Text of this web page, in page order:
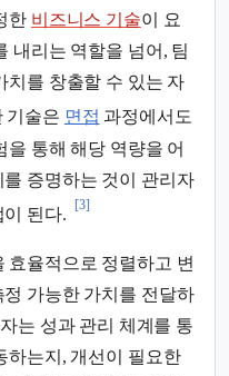
한 비즈니스 기술이 요
내리는 역할을 넘어, 팀
치를 창출할 수 있는 자
기술은 면접 과정에서도
을 통해 해당 역량을 어
증명하는 것이 관리자
이 된다.
[3]
효율적으로 정렬하고 변
가능한 가치를 전달하
는 성과 관리 체계를 통
하는지, 개선이 필요한